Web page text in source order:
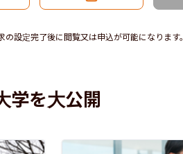
設定完了後に閲覧又は申込が可能になります。
学を大公開